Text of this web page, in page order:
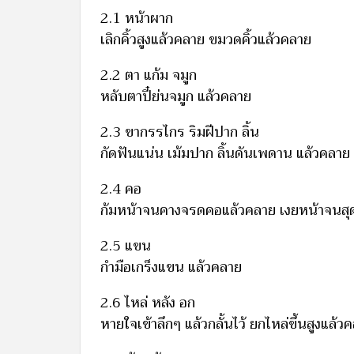
2.1 หน้าผาก
เลิกคิ้วสูงแล้วคลาย ขมวดคิ้วแล้วคลาย
2.2 ตา แก้ม จมูก
หลับตาปี๋ย่นจมูก แล้วคลาย
2.3 ขากรรไกร ริมฝีปาก ลิ้น
กัดฟันแน่น เม้มปาก ลิ้นดันเพดาน แล้วคลาย
2.4 คอ
ก้มหน้าจนคางจรดคอแล้วคลาย เงยหน้าจนสุ
2.5 แขน
กำมือเกร็งแขน แล้วคลาย
2.6 ไหล่ หลัง อก
หายใจเข้าลึกๆ แล้วกลั้นไว้ ยกไหล่ขึ้นสูงแล้ว